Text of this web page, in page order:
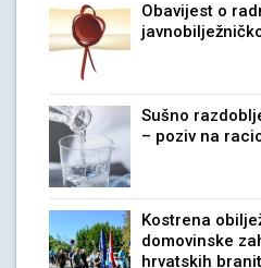
Obavijest o
Sušno
– poziv na
Kostrena
domovinske
hrvatskih